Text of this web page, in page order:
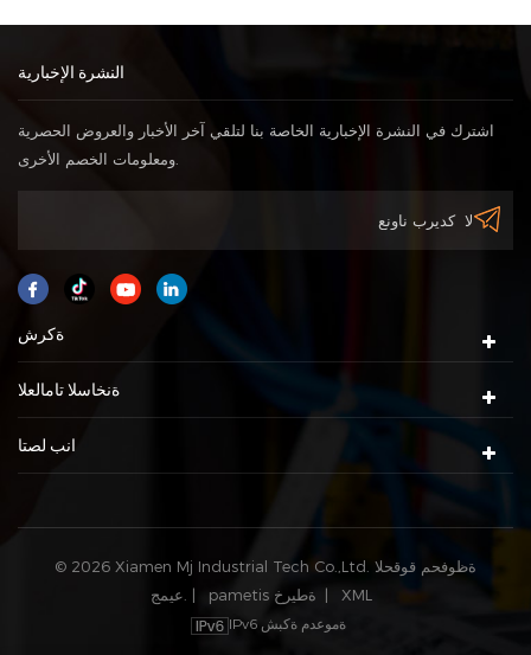
النشرة الإخبارية
اشترك في النشرة الإخبارية الخاصة بنا لتلقي آخر الأخبار والعروض الحصرية
ةكرش
ةنخاسلا تامالعلا
انب لصتا
© 2026 Xiamen Mj Industrial Tech Co.,Ltd. ةظوفحم قوقحلا
عيمج. |
pametis ةطيرخ | XML
IPv6 ةموعدم ةكبش